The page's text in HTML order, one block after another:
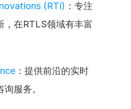
(RTI) ：专注
，在RTLS领域有丰富
：提供前沿的实时
服务。